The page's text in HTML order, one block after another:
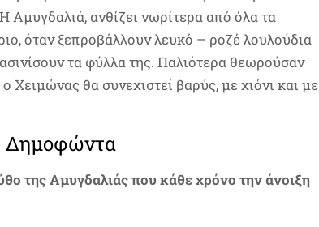
Αμυγδαλιά, ανθίζει νωρίτερα από όλα τα
όταν ξεπροβάλλουν λευκό – ροζέ λουλούδια
τα φύλλα της. Παλιότερα θεωρούσαν
Χειμώνας θα συνεχιστεί βαρύς, με χιόνι και με
Δημοφώντα
της Αμυγδαλιάς που κάθε χρόνο την άνοιξη